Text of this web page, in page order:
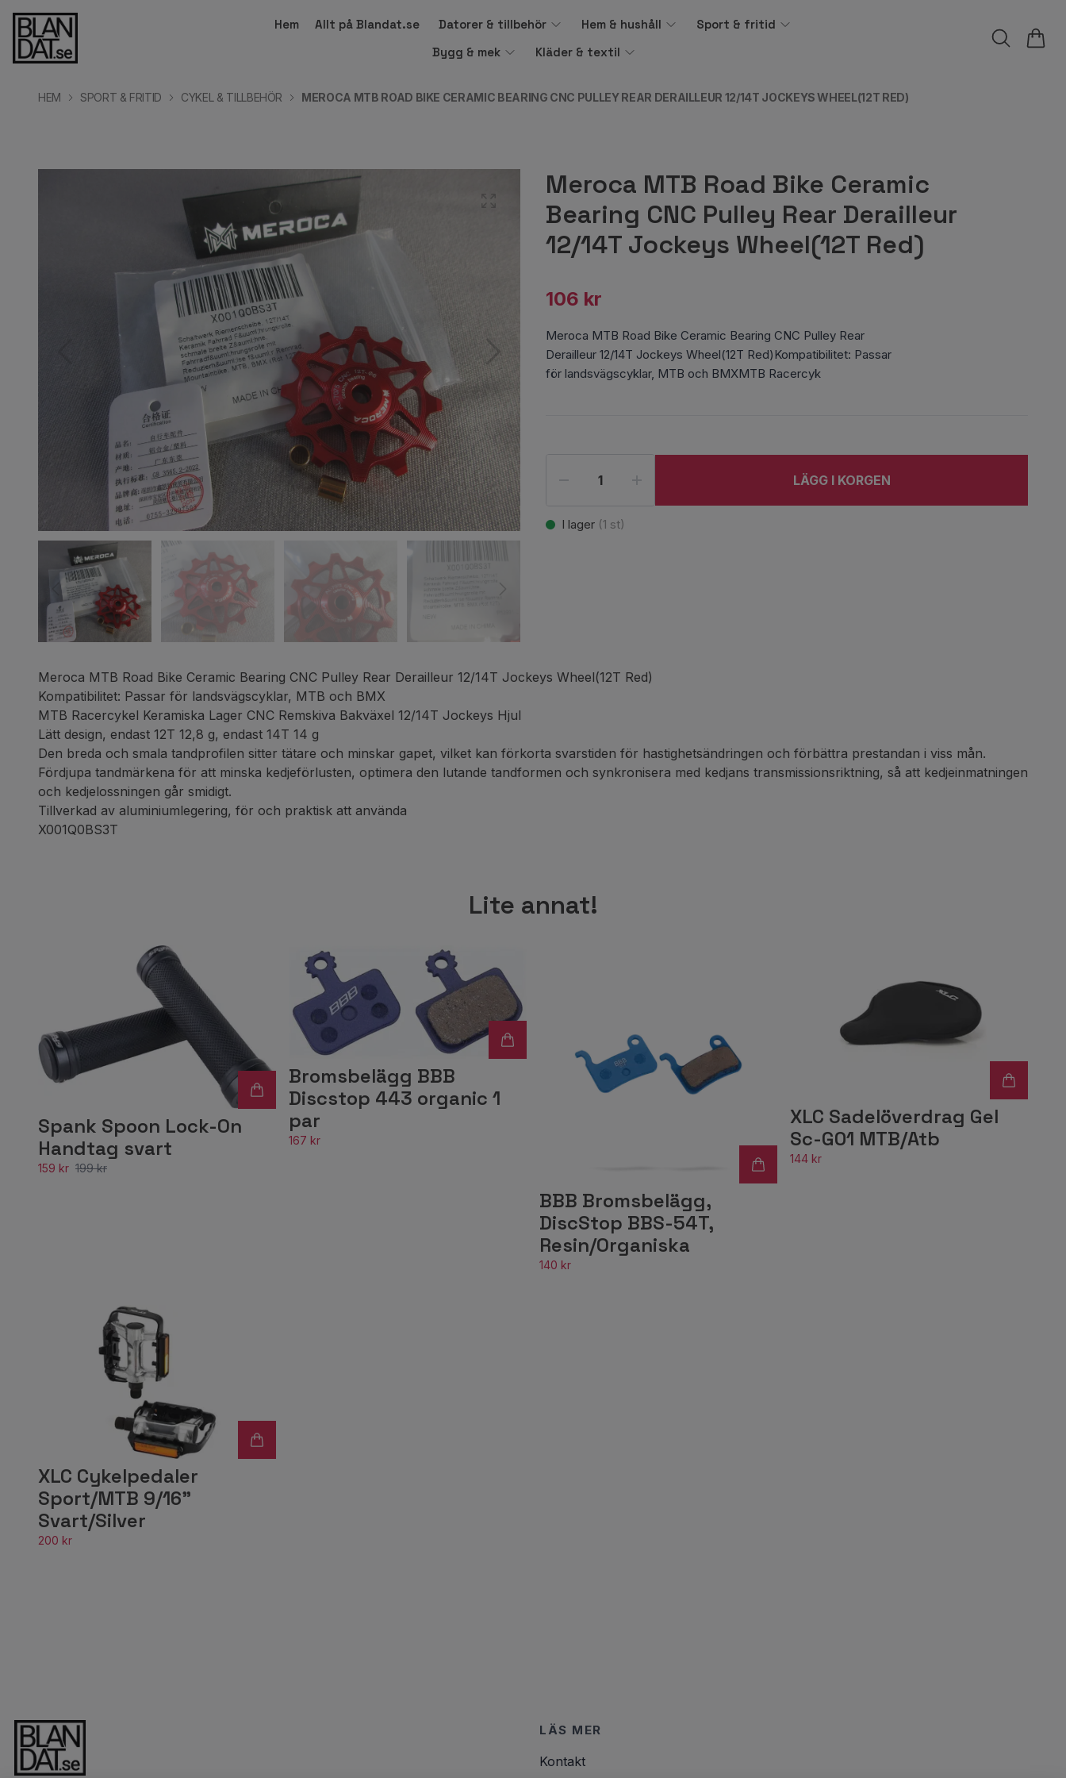
Hem Allt på Blandat.se Datorer & tillbehör Hem & hushåll
Sport & fritid
Bygg & mek
Kläder & textil
HEM SPORT & FRITID CYKEL & TILLBEHÖR MEROCA MTB ROAD BIKE CERAMIC BEARING CNC PULLEY REAR DERAILLEUR 12/14T JOCKEYS WHEEL(12T RED)
Meroca MTB Road Bike Ceramic
Bearing CNC Pulley Rear Derailleur
12/14T Jockeys Wheel(12T Red)
106 kr
Meroca MTB Road Bike Ceramic Bearing CNC Pulley Rear
Derailleur 12/14T Jockeys Wheel(12T Red)Kompatibilitet: Passar
för landsvägscyklar, MTB och BMXMTB Racercyk
LÄGG I KORGEN
I lager (1 st)
Meroca MTB Road Bike Ceramic Bearing CNC Pulley Rear Derailleur 12/14T Jockeys Wheel(12T Red)
Kompatibilitet: Passar för landsvägscyklar, MTB och BMX
MTB Racercykel Keramiska Lager CNC Remskiva Bakväxel 12/14T Jockeys Hjul
Lätt design, endast 12T 12,8 g, endast 14T 14 g
Den breda och smala tandprofilen sitter tätare och minskar gapet, vilket kan förkorta svarstiden för hastighetsändringen och förbättra prestandan i viss mån.
Fördjupa tandmärkena för att minska kedjeförlusten, optimera den lutande tandformen och synkronisera med kedjans transmissionsriktning, så att kedjeinmatningen
och kedjelossningen går smidigt.
Tillverkad av aluminiumlegering, för och praktisk att använda
X001Q0BS3T
Lite annat!
Spank Spoon Lock-On
Handtag svart
159 kr 199 kr
Bromsbelägg BBB
Discstop 443 organic 1
par
167 kr
BBB Bromsbelägg,
DiscStop BBS-54T,
Resin/Organiska
140 kr
XLC Sadelöverdrag Gel
Sc-G01 MTB/Atb
144 kr
XLC Cykelpedaler
Sport/MTB 9/16"
Svart/Silver
200 kr
LÄS MER
Kontakt